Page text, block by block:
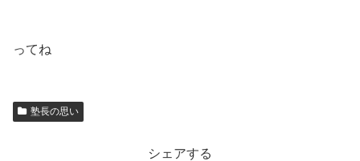
ってね
塾長の思い
シェアする